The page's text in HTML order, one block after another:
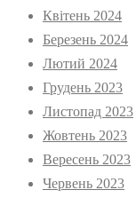
Квітень 2024
Березень 2024
Лютий 2024
Грудень 2023
Листопад 2023
Жовтень 2023
Вересень 2023
Червень 2023